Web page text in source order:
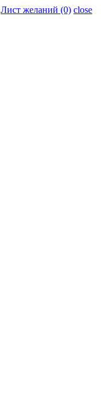
Лист желаний (0) close